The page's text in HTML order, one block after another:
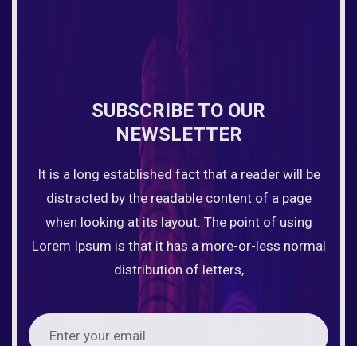
SUBSCRIBE TO OUR
NEWSLETTER
It is a long established fact that a reader will be
distracted by the readable content of a page
when looking at its layout. The point of using
Lorem Ipsum is that it has a more-or-less normal
distribution of letters,